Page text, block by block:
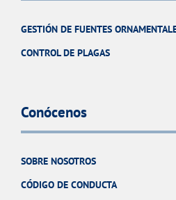
GESTIÓN DE FUENTES
CONTROL DE PLAGAS
Conócenos
SOBRE NOSOTROS
CÓDIGO DE CONDUCTA